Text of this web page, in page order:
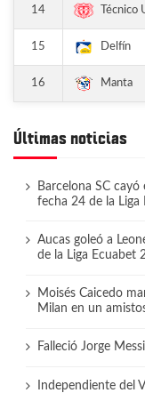
14 Técnico
15 Delfín
16 Manta
Últimas noticias
Barcelona SC
fecha 24 de la Liga
Aucas goleó a
de la Liga Ecuabet
Moisés Caicedo
Milan en un
Falleció Jorge
Independiente del